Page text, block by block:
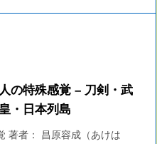
の特殊感覚 – 刀剣・武
・日本列島
著者： 昌原容成（あけは